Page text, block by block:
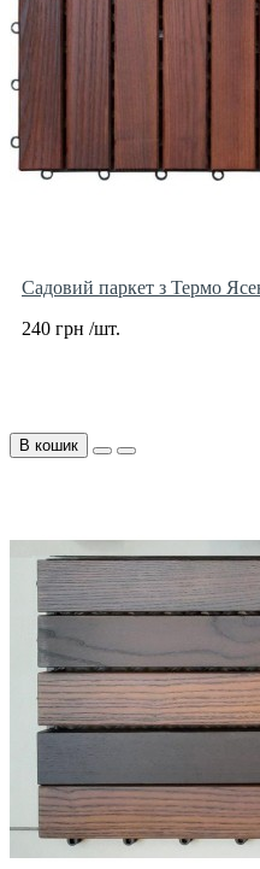
Садовий паркет з Термо
240 грн /шт.
В кошик